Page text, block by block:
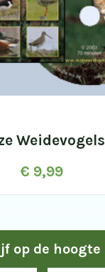
Weidevogels
€ 9,99
op de hoogte